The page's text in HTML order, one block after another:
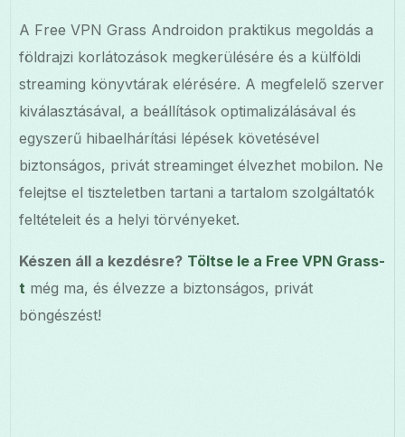
A Free VPN Grass Androidon praktikus megoldás a
földrajzi korlátozások megkerülésére és a külföldi
streaming könyvtárak elérésére. A megfelelő szerver
kiválasztásával, a beállítások optimalizálásával és
egyszerű hibaelhárítási lépések követésével
biztonságos, privát streaminget élvezhet mobilon. Ne
felejtse el tiszteletben tartani a tartalom szolgáltatók
feltételeit és a helyi törvényeket.
Készen áll a kezdésre? Töltse le a Free VPN Grass-
t még ma, és élvezze a biztonságos, privát
böngészést!